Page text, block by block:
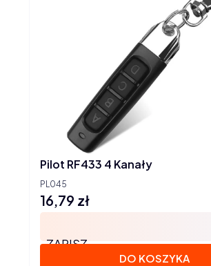
PL045
Pilot RF433 4 Kanały
Cena
16,79 zł
ZAPISZ
DO KOSZYKA